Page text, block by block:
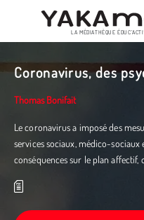
principal
LA MÉDIATHÈQUE
Coronavirus, des
Thomas Bonifait
Le coronavirus a imposé des
services sociaux, médico-sociaux
conséquences sur le plan affectif,